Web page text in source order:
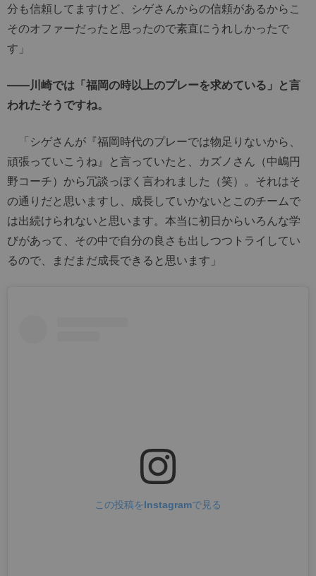
分も信頼してますけど、シゲさんからの信頼があるからこ
そのオファーだったと思ったので素直にうれしかったで
す」
――川崎では「福岡の時以上のプレーを求めている」と言
われたそうですね。
「シゲさんが『福岡時代のプレーでは物足りないから、
頑張っていこうね』と言っていたと、カズノさん（中嶋円
野コーチ）から冗談っぽく言われました（笑）。それはそ
の通りだと思いますし、成長していかないとこのチームで
は出続けられないと思います。本当に初日からいろんな学
びがあって、その中で自分の良さも出しつつトライしてい
るので、まだまだ成長できると思います」
この投稿をInstagramで見る